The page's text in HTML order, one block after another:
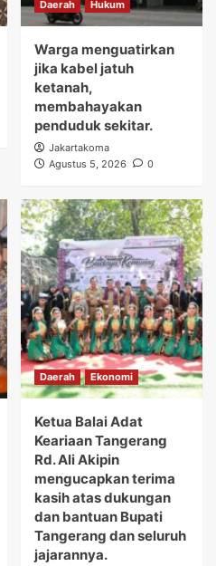
Daerah Hukum
Warga menguatirkan
jika kabel jatuh
ketanah,
membahayakan
penduduk sekitar.
Jakartakoma
Agustus 5, 2026
0
Daerah Ekonomi
Ketua Balai Adat
Keariaan Tangerang
Rd. Ali Akipin
mengucapkan terima
kasih atas dukungan
dan bantuan Bupati
Tangerang dan seluruh
jajarannya.